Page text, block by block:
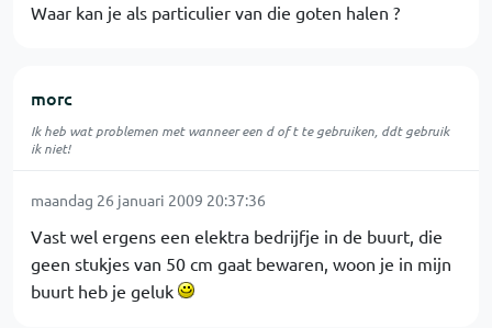
Waar kan je als particulier van die goten halen ?
morc
Ik heb wat problemen met wanneer een d of t te gebruiken, ddt gebruik
ik niet!
maandag 26 januari 2009 20:37:36
Vast wel ergens een elektra bedrijfje in de buurt, die
geen stukjes van 50 cm gaat bewaren, woon je in mijn
buurt heb je geluk